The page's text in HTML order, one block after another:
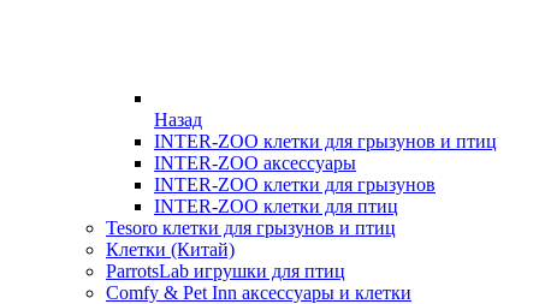
Назад
INTER-ZOO клетки для грызунов и птиц
INTER-ZOO аксессуары
INTER-ZOO клетки для грызунов
INTER-ZOO клетки для птиц
Tesoro клетки для грызунов и птиц
Клетки (Китай)
ParrotsLab игрушки для птиц
Comfy & Pet Inn аксессуары и клетки